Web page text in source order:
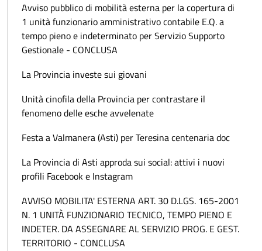
Avviso pubblico di mobilità esterna per la copertura di
1 unità funzionario amministrativo contabile E.Q. a
tempo pieno e indeterminato per Servizio Supporto
Gestionale - CONCLUSA
La Provincia investe sui giovani
Unità cinofila della Provincia per contrastare il
fenomeno delle esche avvelenate
Festa a Valmanera (Asti) per Teresina centenaria doc
La Provincia di Asti approda sui social: attivi i nuovi
profili Facebook e Instagram
AVVISO MOBILITA' ESTERNA ART. 30 D.LGS. 165-2001
N. 1 UNITÀ FUNZIONARIO TECNICO, TEMPO PIENO E
INDETER. DA ASSEGNARE AL SERVIZIO PROG. E GEST.
TERRITORIO - CONCLUSA